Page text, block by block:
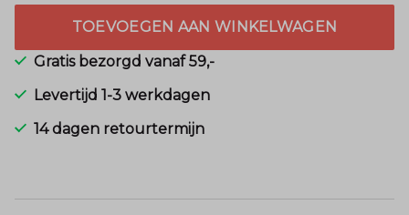
TOEVOEGEN AAN WINKELWAGEN
Gratis bezorgd vanaf 59,-
Levertijd 1-3 werkdagen
14 dagen retourtermijn